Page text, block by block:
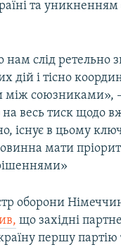
та
слід ретельно
дій і тісно
між союзниками», –
весь тиск щодо
існує в цьому
мати
оборони
що західні
першу партію